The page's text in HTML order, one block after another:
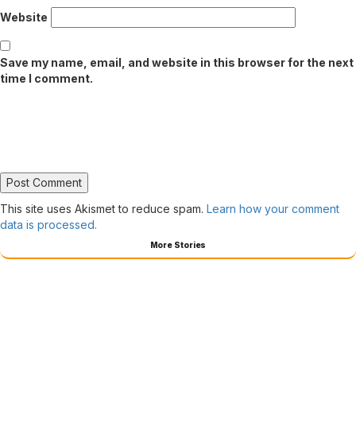
Website
Save my name, email, and website in this browser for the next
time I comment.
This site uses Akismet to reduce spam. Learn how your comment
data is processed.
More Stories